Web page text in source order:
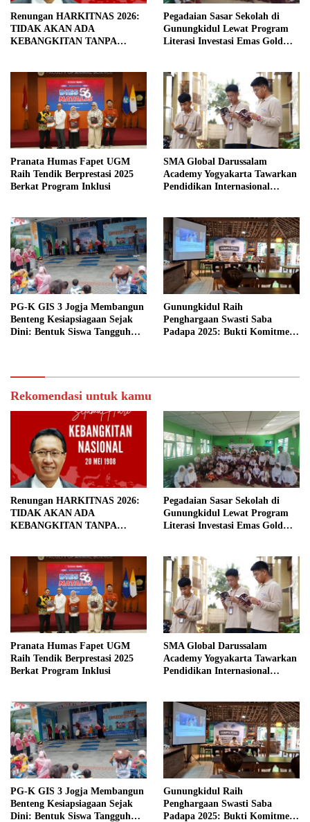
Renungan HARKITNAS 2026:
TIDAK AKAN ADA
KEBANGKITAN TANPA
Pegadaian Sasar Sekolah di
Gunungkidul Lewat Program
Literasi Investasi Emas Gold
Pranata Humas Fapet UGM
Raih Tendik Berprestasi 2025
Berkat Program Inklusi
SMA Global Darussalam
Academy Yogyakarta Tawarkan
Pendidikan Internasional
Negeri Terkemuka
PG-K GIS 3 Jogja Membangun
Benteng Kesiapsiagaan Sejak
Dini: Bentuk Siswa Tangguh
Gunungkidul Raih
Penghargaan Swasti Saba
Padapa 2025: Bukti Komitmen
Rekomendasi untuk kamu
Renungan HARKITNAS 2026:
TIDAK AKAN ADA
KEBANGKITAN TANPA
Pegadaian Sasar Sekolah di
Gunungkidul Lewat Program
Literasi Investasi Emas Gold
Pranata Humas Fapet UGM
Raih Tendik Berprestasi 2025
Berkat Program Inklusi
SMA Global Darussalam
Academy Yogyakarta Tawarkan
Pendidikan Internasional
Negeri Terkemuka
PG-K GIS 3 Jogja Membangun
Benteng Kesiapsiagaan Sejak
Dini: Bentuk Siswa Tangguh
Gunungkidul Raih
Penghargaan Swasti Saba
Padapa 2025: Bukti Komitmen